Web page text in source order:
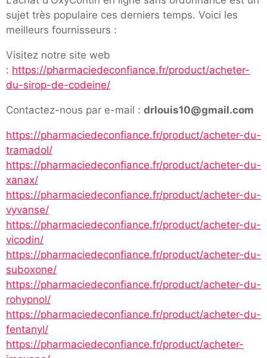
sujet très populaire ces derniers temps. Voici les
meilleurs fournisseurs :
Visitez notre site web
: https://pharmaciedeconfiance.fr/product/acheter-
du-sirop-de-codeine/
Contactez-nous par e-mail : drlouis10@gmail.com
https://pharmaciedeconfiance.fr/product/acheter-du-
tramadol/
https://pharmaciedeconfiance.fr/product/acheter-du-
xanax/
https://pharmaciedeconfiance.fr/product/acheter-du-
vyvanse/
https://pharmaciedeconfiance.fr/product/acheter-du-
vicodin/
https://pharmaciedeconfiance.fr/product/acheter-du-
suboxone/
https://pharmaciedeconfiance.fr/product/acheter-du-
rohypnol/
https://pharmaciedeconfiance.fr/product/acheter-du-
fentanyl/
https://pharmaciedeconfiance.fr/product/acheter-